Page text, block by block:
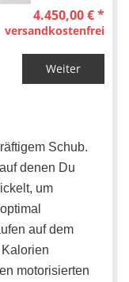
4.450,00 € *
versandkostenfrei
Weiter
Schub.
denen Du
um
auf dem
motorisierten